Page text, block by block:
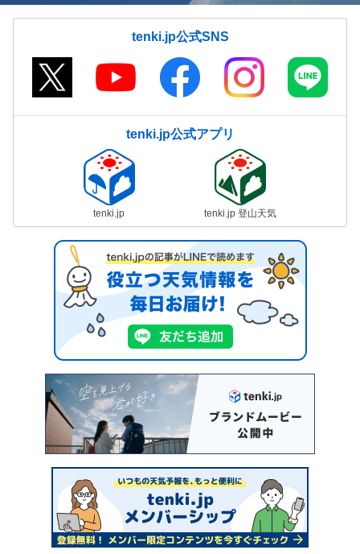
tenki.jp公式SNS
tenki.jp公式アプリ
tenki.jp tenki.jp 登山天気